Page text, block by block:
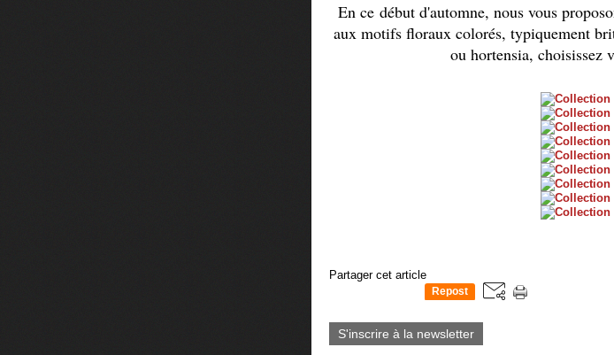
En ce début d'automne, nous vous
aux motifs floraux colorés, typiquement
ou hortensia, choisissez
Partager cet article
Repost
S'inscrire à la newsletter